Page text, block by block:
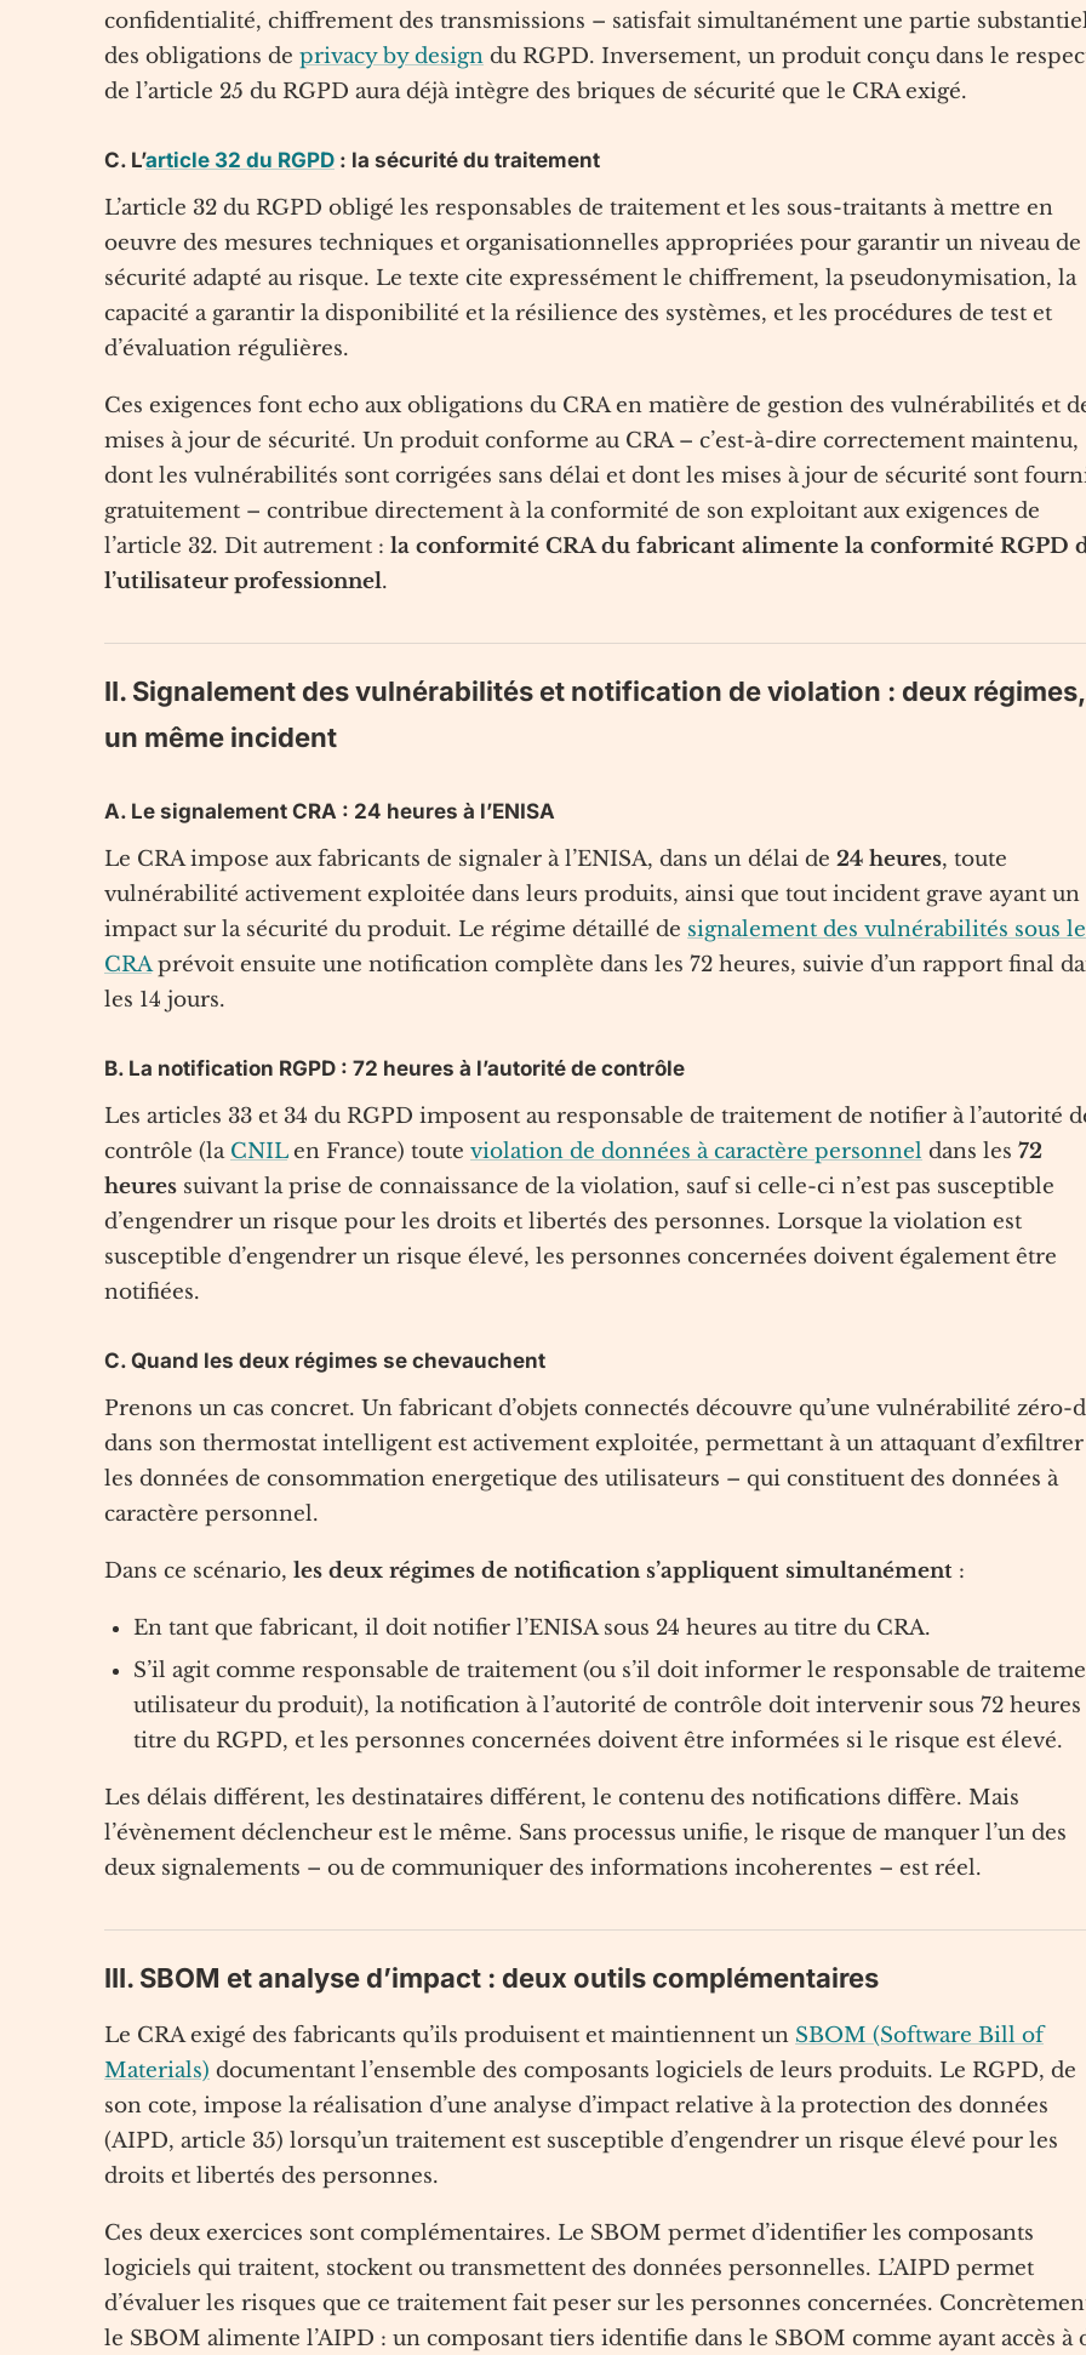
confidentialité, chiffrement des transmissions – satisfait simultanément une partie
des obligations de privacy by design du RGPD. Inversement, un produit conçu dans le
de l’article 25 du RGPD aura déjà intègre des briques de sécurité que le CRA exigé.
C. L’article 32 du RGPD : la sécurité du traitement
L’article 32 du RGPD obligé les responsables de traitement et les sous-traitants à mettre en
oeuvre des mesures techniques et organisationnelles appropriées pour garantir un niveau de
sécurité adapté au risque. Le texte cite expressément le chiffrement, la pseudonymisation, la
capacité a garantir la disponibilité et la résilience des systèmes, et les procédures de test et
d’évaluation régulières.
Ces exigences font echo aux obligations du CRA en matière de gestion des vulnérabilités et
mises à jour de sécurité. Un produit conforme au CRA – c’est-à-dire correctement maintenu,
dont les vulnérabilités sont corrigées sans délai et dont les mises à jour de sécurité sont
gratuitement – contribue directement à la conformité de son exploitant aux exigences de
l’article 32. Dit autrement : la conformité CRA du fabricant alimente la conformité RGPD
l’utilisateur professionnel.
II. Signalement des vulnérabilités et notification de violation : deux régimes,
un même incident
A. Le signalement CRA : 24 heures à l’ENISA
Le CRA impose aux fabricants de signaler à l’ENISA, dans un délai de 24 heures, toute
vulnérabilité activement exploitée dans leurs produits, ainsi que tout incident grave ayant un
impact sur la sécurité du produit. Le régime détaillé de signalement des vulnérabilités sous le
CRAprévoit ensuite une notification complète dans les 72 heures, suivie d’un rapport final
les 14 jours.
B. La notification RGPD : 72 heures à l’autorité de contrôle
Les articles 33 et 34 du RGPD imposent au responsable de traitement de notifier à l’autorité
contrôle (la CNILen France) toute violation de données à caractère personnel dans les 72
heures suivant la prise de connaissance de la violation, sauf si celle-ci n’est pas susceptible
d’engendrer un risque pour les droits et libertés des personnes. Lorsque la violation est
susceptible d’engendrer un risque élevé, les personnes concernées doivent également être
notifiées.
C. Quand les deux régimes se chevauchent
Prenons un cas concret. Un fabricant d’objets connectés découvre qu’une vulnérabilité zéro-
dans son thermostat intelligent est activement exploitée, permettant à un attaquant d’exfiltrer
les données de consommation energetique des utilisateurs – qui constituent des données à
caractère personnel.
Dans ce scénario, les deux régimes de notification s’appliquent simultanément :
En tant que fabricant, il doit notifier l’ENISA sous 24 heures au titre du CRA.
S’il agit comme responsable de traitement (ou s’il doit informer le responsable de
utilisateur du produit), la notification à l’autorité de contrôle doit intervenir sous 72 heures
titre du RGPD, et les personnes concernées doivent être informées si le risque est élevé.
Les délais différent, les destinataires différent, le contenu des notifications diffère. Mais
l’évènement déclencheur est le même. Sans processus unifie, le risque de manquer l’un des
deux signalements – ou de communiquer des informations incoherentes – est réel.
III. SBOM et analyse d’impact : deux outils complémentaires
Le CRA exigé des fabricants qu’ils produisent et maintiennent un SBOM (Software Bill of
Materials) documentant l’ensemble des composants logiciels de leurs produits. Le RGPD, de
son cote, impose la réalisation d’une analyse d’impact relative à la protection des données
(AIPD, article 35) lorsqu’un traitement est susceptible d’engendrer un risque élevé pour les
droits et libertés des personnes.
Ces deux exercices sont complémentaires. Le SBOM permet d’identifier les composants
logiciels qui traitent, stockent ou transmettent des données personnelles. L’AIPD permet
d’évaluer les risques que ce traitement fait peser sur les personnes concernées.
le SBOM alimente l’AIPD : un composant tiers identifie dans le SBOM comme ayant accès à